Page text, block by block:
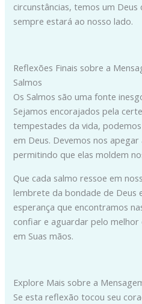
circunstâncias, temos um Deus
sempre estará ao nosso lado.
Reflexões Finais sobre a
Salmos
Os Salmos são uma fonte
Sejamos encorajados pela
tempestades da vida,
em Deus. Devemos nos
permitindo que elas moldem
Que cada salmo ressoe em
lembrete da bondade de Deus
esperança que encontramos
confiar e aguardar pelo
em Suas mãos.
Explore Mais sobre a
Se esta reflexão tocou seu